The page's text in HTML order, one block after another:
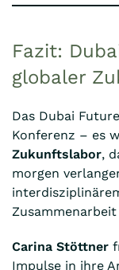
Fazit:
globaler
Das Dubai
Konferenz – es
Zukunftslabor,
morgen
Carina Stöttner
Impulse in ihre